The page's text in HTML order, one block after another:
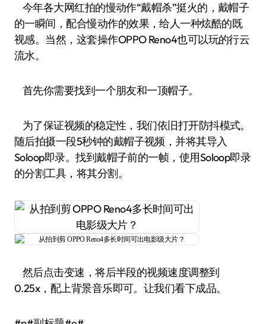
今年各大网红拍的慢动作“戴帽杀”挺火的，戴帽子
的一瞬间，配合慢动作的效果，给人一种炫酷的既
视感。当然，这套操作OPPO Reno4也可以玩的行云
流水。
首先你需要找到一个朋友和一顶帽子。
为了保证视频的稳定性，我们依旧打开防抖模式。
随后拍摄一段5秒钟的戴帽子视频，并将其导入
Soloop即录。找到戴帽子前的一帧，使用Soloop即录
的分割工具，将其分割。
然后点击变速，将后半段的视频速度调整到
0.25x，配上背景音乐即可。让我们看下成品。